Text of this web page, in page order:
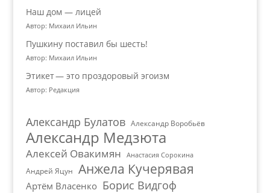
Наш дом — лицей
Автор: Михаил Ильин
Пушкину поставил бы шесть!
Автор: Михаил Ильин
Этикет — это проздоровый эгоизм
Автор: Редакция
Александр Булатов Александр Воробьёв
Александр Медзюта
Алексей Овакимян Анастасия Сорокина
Андрей Яцун Анжела Кучерявая
Артём Власенко Борис Видгоф